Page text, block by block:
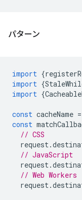
パターン
import {
import {
import {
const cacheName =
const
// CSS
request.
// JavaScript
request.
// Web Workers
request.